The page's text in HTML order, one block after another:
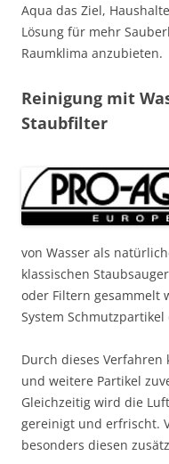
Aqua das Ziel,
Lösung für mehr
Raumklima anzubieten.
Reinigung mit
Staubfilter
von Wasser als
klassischen
oder Filtern gesammelt
System
Durch dieses Verfahren
und weitere Partikel
Gleichzeitig wird die
gereinigt und erfrischt.
besonders diesen